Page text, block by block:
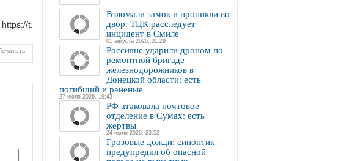
t.
Взломали замок и проникли во
двор: ТЦК расследует
инцидент в Смиле
01 августа 2026, 01:29
Россияне ударили дроном по
ремонтной бригаде
железнодорожников в
Донецкой области: есть
погибший и раненые
27 июля 2026, 19:43
РФ атаковала почтовое
отделение в Сумах: есть
жертвы
24 июля 2026, 23:52
Грозовые дожди: синоптик
предупредил об опасной